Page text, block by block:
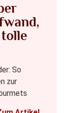
So
zur